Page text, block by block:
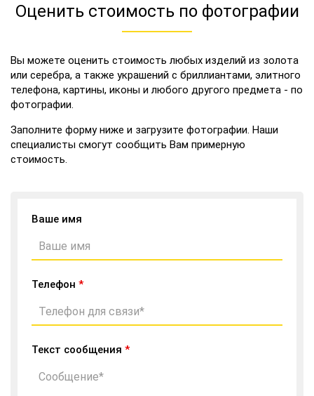
Оценить стоимость по фотографии
Вы можете оценить стоимость любых изделий из золота
или серебра, а также украшений с бриллиантами, элитного
телефона, картины, иконы и любого другого предмета - по
фотографии.
Заполните форму ниже и загрузите фотографии. Наши
специалисты смогут сообщить Вам примерную
стоимость.
Ваше имя
Телефон *
Текст сообщения *